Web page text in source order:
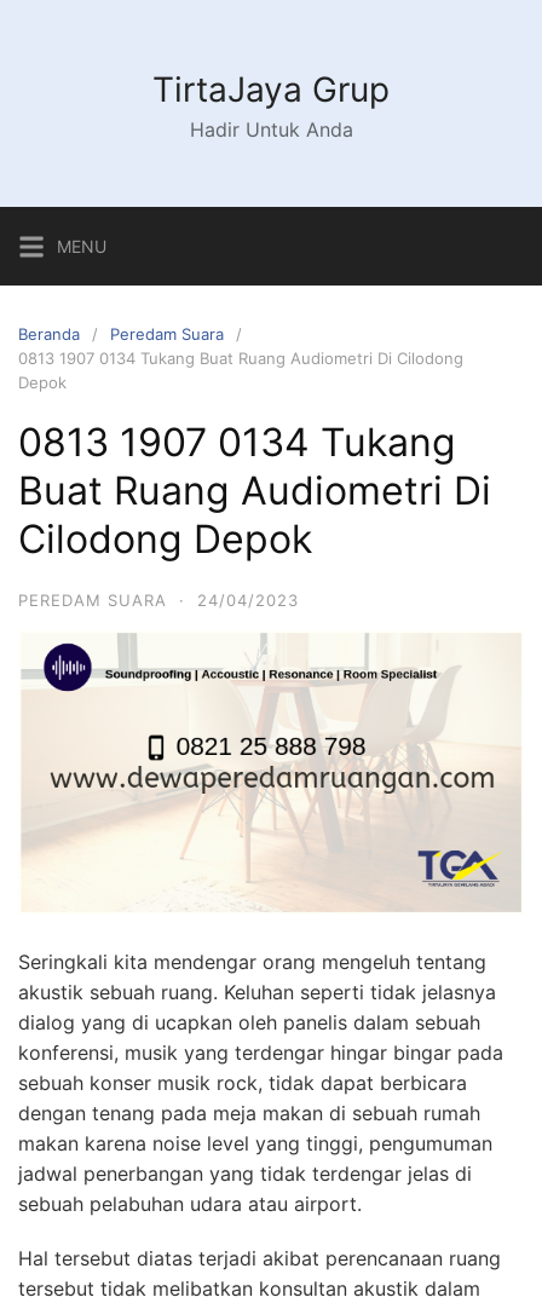
TirtaJaya Grup
Hadir Untuk Anda
MENU
Beranda
Peredam Suara
0813 1907 0134 Tukang Buat Ruang Audiometri Di Cilodong
Depok
0813 1907 0134 Tukang
Buat Ruang Audiometri Di
Cilodong Depok
PEREDAM SUARA · 24/04/2023
Seringkali kita mendengar orang mengeluh tentang
akustik sebuah ruang. Keluhan seperti tidak jelasnya
dialog yang di ucapkan oleh panelis dalam sebuah
konferensi, musik yang terdengar hingar bingar pada
sebuah konser musik rock, tidak dapat berbicara
dengan tenang pada meja makan di sebuah rumah
makan karena noise level yang tinggi, pengumuman
jadwal penerbangan yang tidak terdengar jelas di
sebuah pelabuhan udara atau airport.
Hal tersebut diatas terjadi akibat perencanaan ruang
tersebut tidak melibatkan konsultan akustik dalam